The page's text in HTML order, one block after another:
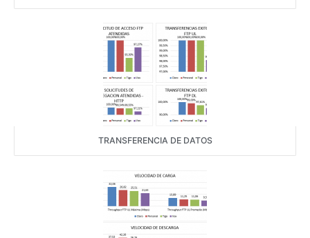
TRANSFERENCIA DE DATOS